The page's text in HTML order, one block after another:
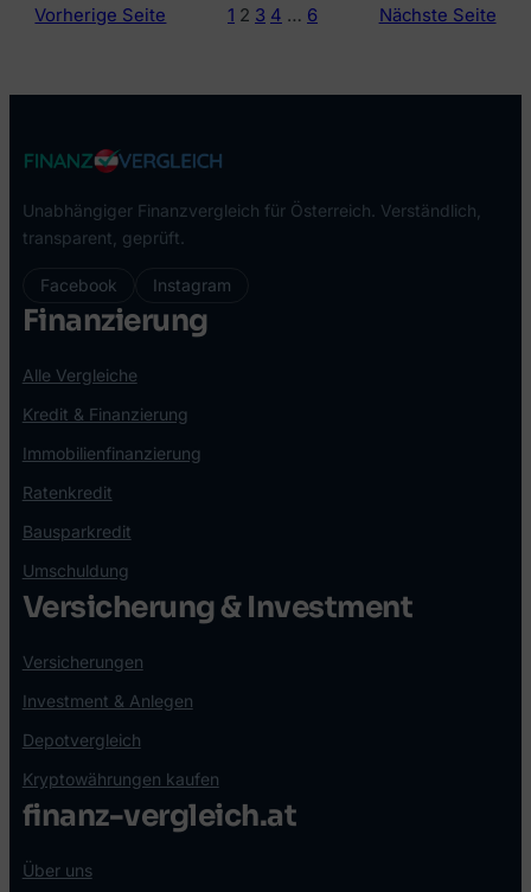
Vorherige Seite 1 2 3 4 … 6 Nächste Seite
Unabhängiger Finanzvergleich für Österreich. Verständlich,
transparent, geprüft.
Facebook Instagram
Finanzierung
Alle Vergleiche
Kredit & Finanzierung
Immobilienfinanzierung
Ratenkredit
Bausparkredit
Umschuldung
Versicherung & Investment
Versicherungen
Investment & Anlegen
Depotvergleich
Kryptowährungen kaufen
finanz-vergleich.at
Über uns